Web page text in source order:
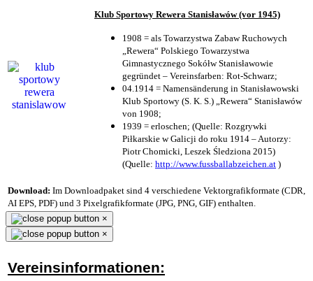
Klub Sportowy Rewera Stanisławów (vor 1945)
1908 = als Towarzystwa Zabaw Ruchowych
„Rewera“ Polskiego Towarzystwa
Gimnastycznego Sokółw Stanisławowie
gegründet – Vereinsfarben: Rot-Schwarz;
04.1914 = Namensänderung in Stanisławowski
Klub Sportowy (S. K. S.) „Rewera“ Stanisławów
von 1908;
1939 = erloschen; (Quelle: Rozgrywki
Piłkarskie w Galicji do roku 1914 – Autorzy:
Piotr Chomicki, Leszek Śledziona 2015)
(Quelle: http://www.fussballabzeichen.at )
Download: Im Downloadpaket sind 4 verschiedene Vektorgrafikformate (CDR,
AI EPS, PDF) und 3 Pixelgrafikformate (JPG, PNG, GIF) enthalten.
×
×
Vereinsinformationen: